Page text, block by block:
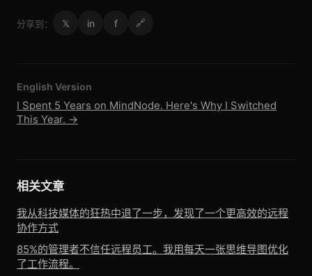
分享到： 𝕏 in f 🔗
English Version
I Spent 5 Years on MindNode. Here's Why I Switched
This Year. →
相关文章
我从科技媒体的狂热中退了一步，发现了一个更高效的远程
协作方式
85%的管理者不信任远程员工。我用每天一张思维导图优化
了工作流程。